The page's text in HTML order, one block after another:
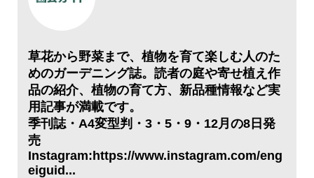
草花から野菜まで、植物を育て楽しむ人のた
めのガーデニング誌。読者の庭や寄せ植え作
品の紹介、植物の育て方、新品種情報など実
用記事が満載です。
季刊誌・A4変型判・3・5・9・12月の8日発
売
Instagram:https://www.instagram.com/eng
eiguid...